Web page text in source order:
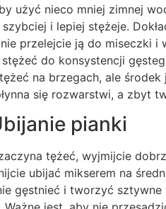
użyć nieco mniej zimnej
i lepiej stężeje.
przelejcie ją do miseczki
do konsystencji
na brzegach, ale
się rozwarstwi, a zbyt
pianki
tężeć, wyjmijcie
ubijać mikserem na
gęstnieć i tworzyć